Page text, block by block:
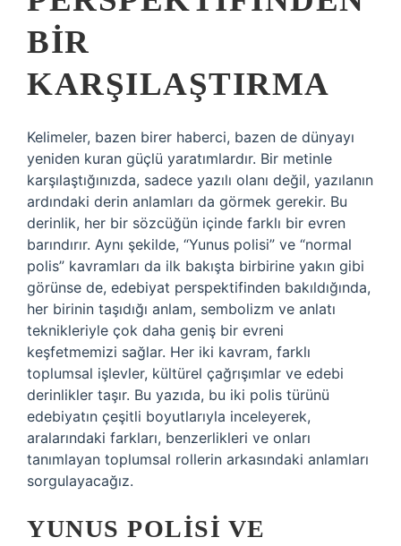
BIR
KARŞILAŞTIRMA
Kelimeler, bazen birer haberci, bazen de dünyayı
yeniden kuran güçlü yaratımlardır. Bir metinle
karşılaştığınızda, sadece yazılı olanı değil, yazılanın
ardındaki derin anlamları da görmek gerekir. Bu
derinlik, her bir sözcüğün içinde farklı bir evren
barındırır. Aynı şekilde, “Yunus polisi” ve “normal
polis” kavramları da ilk bakışta birbirine yakın gibi
görünse de, edebiyat perspektifinden bakıldığında,
her birinin taşıdığı anlam, sembolizm ve anlatı
teknikleriyle çok daha geniş bir evreni
keşfetmemizi sağlar. Her iki kavram, farklı
toplumsal işlevler, kültürel çağrışımlar ve edebi
derinlikler taşır. Bu yazıda, bu iki polis türünü
edebiyatın çeşitli boyutlarıyla inceleyerek,
aralarındaki farkları, benzerlikleri ve onları
tanımlayan toplumsal rollerin arkasındaki anlamları
sorgulayacağız.
YUNUS POLISI VE